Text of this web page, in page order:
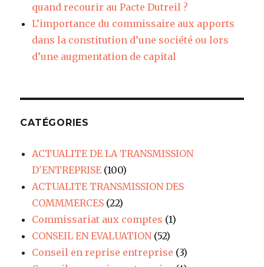
quand recourir au Pacte Dutreil ?
L’importance du commissaire aux apports
dans la constitution d’une société ou lors
d’une augmentation de capital
CATÉGORIES
ACTUALITE DE LA TRANSMISSION
D'ENTREPRISE (100)
ACTUALITE TRANSMISSION DES
COMMMERCES (22)
Commissariat aux comptes (1)
CONSEIL EN EVALUATION(52)
Conseil en reprise entreprise (3)